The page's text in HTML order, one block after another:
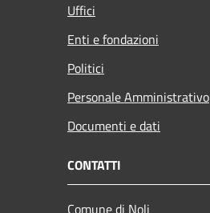
Uffici
Enti e fondazioni
Politici
Personale Amministrativo
Documenti e dati
CONTATTI
Comune di Noli